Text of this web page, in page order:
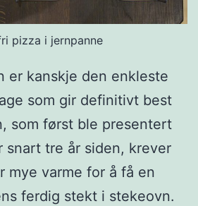
pizza i jernpanne
er kanskje den enkleste
som gir definitivt best
som først ble presentert
snart tre år siden, krever
mye varme for å få en
ferdig stekt i stekeovn.